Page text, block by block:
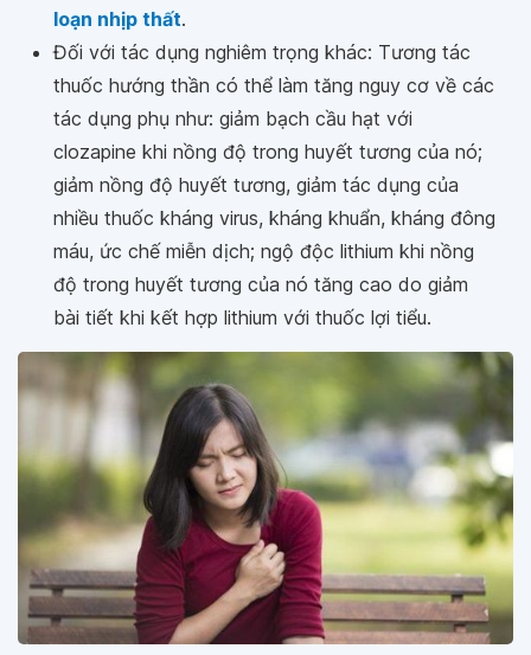
loạn nhịp thất.
Đối với tác dụng nghiêm trọng khác: Tương tác
thuốc hướng thần có thể làm tăng nguy cơ về các
tác dụng phụ như: giảm bạch cầu hạt với
clozapine khi nồng độ trong huyết tương của nó;
giảm nồng độ huyết tương, giảm tác dụng của
nhiều thuốc kháng virus, kháng khuẩn, kháng đông
máu, ức chế miễn dịch; ngộ độc lithium khi nồng
độ trong huyết tương của nó tăng cao do giảm
bài tiết khi kết hợp lithium với thuốc lợi tiểu.